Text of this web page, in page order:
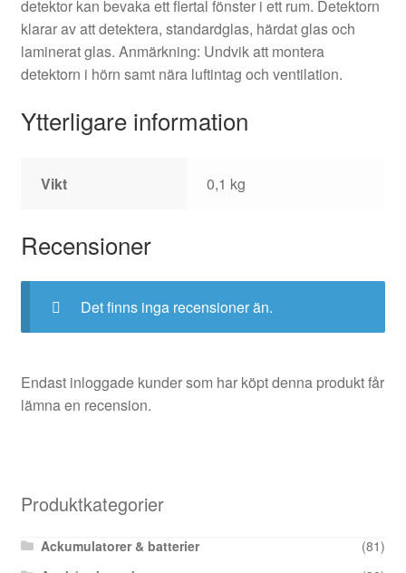
detektor kan bevaka ett flertal fönster i ett rum. Detektorn
klarar av att detektera, standardglas, härdat glas och
laminerat glas. Anmärkning: Undvik att montera
detektorn i hörn samt nära luftintag och ventilation.
Ytterligare information
Vikt 0,1 kg
Recensioner
Det finns inga recensioner än.
Endast inloggade kunder som har köpt denna produkt får
lämna en recension.
Produktkategorier
Ackumulatorer & batterier
(81)